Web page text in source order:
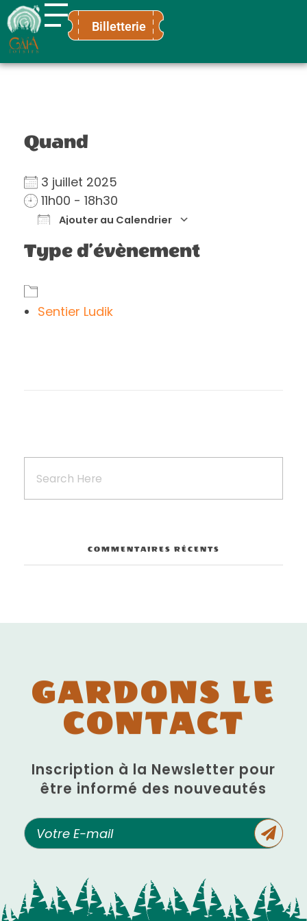
Gaïa Loisirs
Terre ludique et innovante pour tous
Billetterie
Quand
3 juillet 2025
11h00 - 18h30
Ajouter au Calendrier
Télécharger ICS
Type d’évènement
Sentier Ludik
COMMENTAIRES RÉCENTS
GARDONS LE
CONTACT
Inscription à la Newsletter pour
être informé des nouveautés